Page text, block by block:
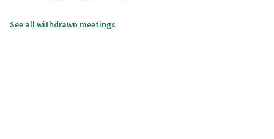
See all withdrawn meetings